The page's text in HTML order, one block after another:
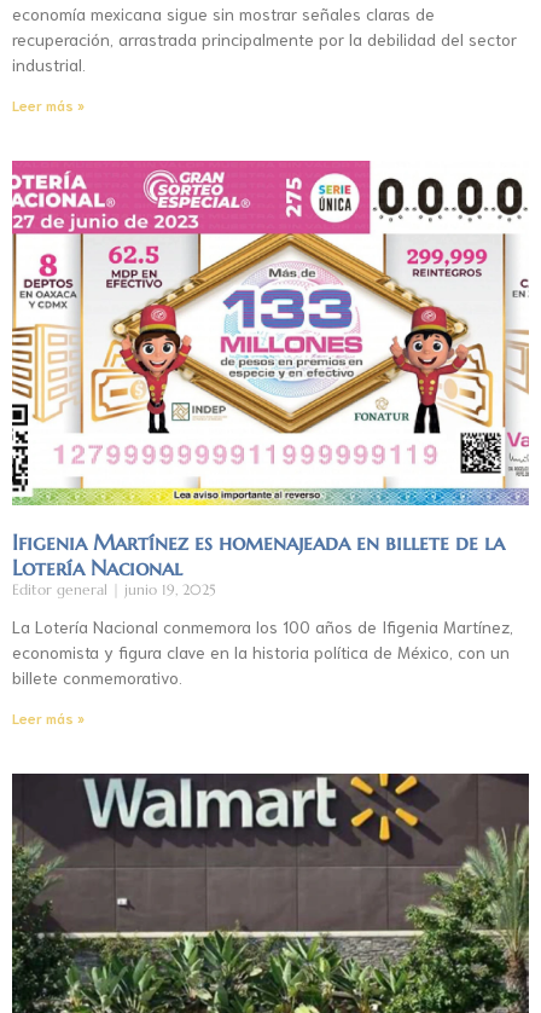
economía mexicana sigue sin mostrar señales claras de
recuperación, arrastrada principalmente por la debilidad del sector
industrial.
Leer más »
Ifigenia Martínez es homenajeada en billete de la
Lotería Nacional
Editor general junio 19, 2025
La Lotería Nacional conmemora los 100 años de Ifigenia Martínez,
economista y figura clave en la historia política de México, con un
billete conmemorativo.
Leer más »